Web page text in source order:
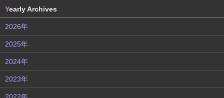
Yearly Archives
2026年
2025年
2024年
2023年